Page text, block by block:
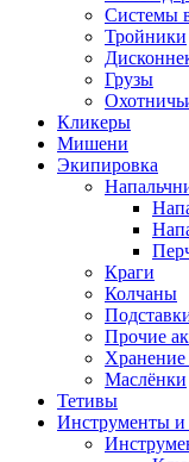
Системы
Тройники
Грузы
Кликеры
Мишени
Экипировка
Краги
Колчаны
Прочие
Хранение
Маслёнки
Тетивы
Инструменты и